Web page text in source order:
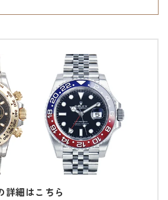
詳細はこちら